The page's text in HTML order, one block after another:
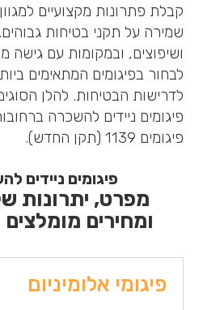
קבלת פתרונות מקצועיים
שמירה על תקני בטיחות
ושיפוצים, ובמקומות עם גישה
לבחור בפיגומים המתאימים
לדרישות הבטיחות. להלן
פיגומים ניידים להשכרה
פיגומים 1139 (תקן החדש).
פיגומים ניידים
מפרט, יתרונות
ומחירים
פיגומי אלומיניום